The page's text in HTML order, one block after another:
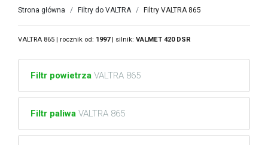
Strona główna Filtry do VALTRA Filtry VALTRA 865
VALTRA 865 | rocznik od: 1997| silnik: VALMET 420 DSR
Filtr powietrza VALTRA 865
Filtr paliwa VALTRA 865